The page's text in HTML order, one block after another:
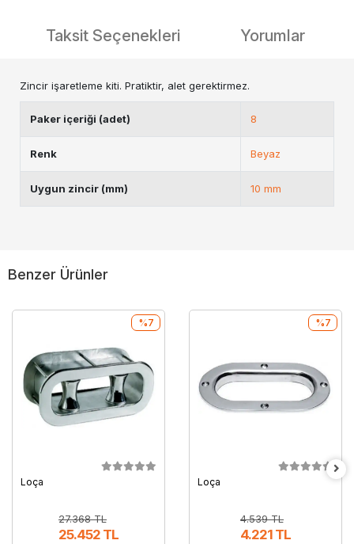
Taksit Seçenekleri Yorumlar
Zincir işaretleme kiti. Pratiktir, alet gerektirmez.
Paker içeriği (adet) 8
Renk Beyaz
Uygun zincir (mm) 10 mm
Benzer Ürünler
Loça
27.368 TL
25.452 TL
%7
Loça
4.539 TL
4.221 TL
%7